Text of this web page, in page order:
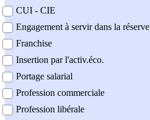
CUI - CIE
Engagement à servir dans la réserve
Franchise
Insertion par l'activ.éco.
Portage salarial
Profession commerciale
Profession libérale